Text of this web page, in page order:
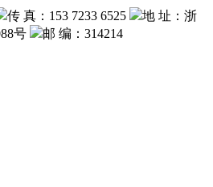
传 真：153 7233 6525
地 址：浙
号
邮 编：314214